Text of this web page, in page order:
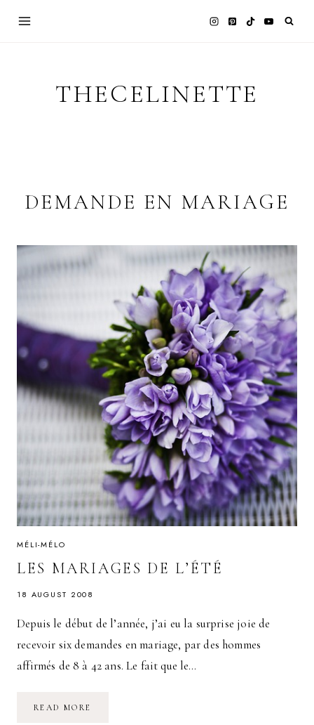
THECELINETTE
DEMANDE EN MARIAGE
MÉLI-MÉLO
LES MARIAGES DE L’ÉTÉ
18 AUGUST 2008
Depuis le début de l’année, j’ai eu la surprise joie de
recevoir six demandes en mariage, par des hommes
affirmés de 8 à 42 ans. Le fait que le…
READ MORE